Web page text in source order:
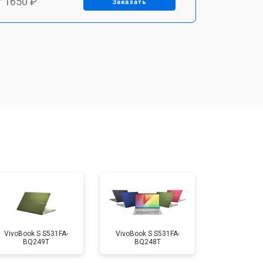
Заказать
1350 ₽ Заказать
1350 ₽ Заказать
VivoBook S S531FA-
BQ249T
VivoBook S S531FA-
BQ248T